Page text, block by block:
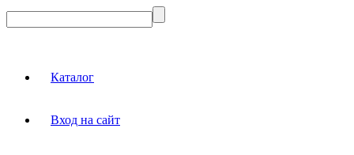
Каталог
Вход на сайт